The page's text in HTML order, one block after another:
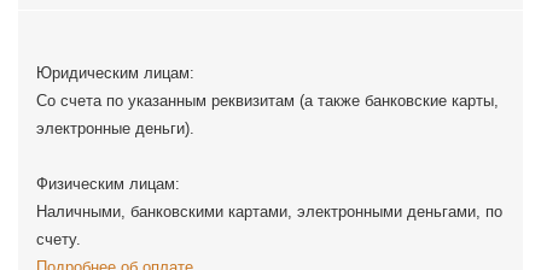
Юридическим лицам:
Со счета по указанным реквизитам (а также банковские карты,
электронные деньги).
Физическим лицам:
Наличными, банковскими картами, электронными деньгами, по
счету.